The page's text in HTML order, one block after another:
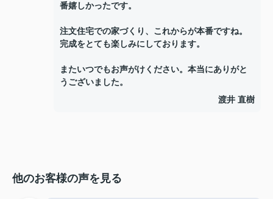
番嬉しかったです。
注文住宅での家づくり、これからが本番ですね。
完成をとても楽しみにしております。
またいつでもお声がけください。本当にありがと
うございました。
渡井 直樹
他のお客様の声を見る